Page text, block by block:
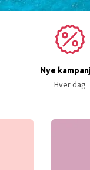
Nye
Hver dag